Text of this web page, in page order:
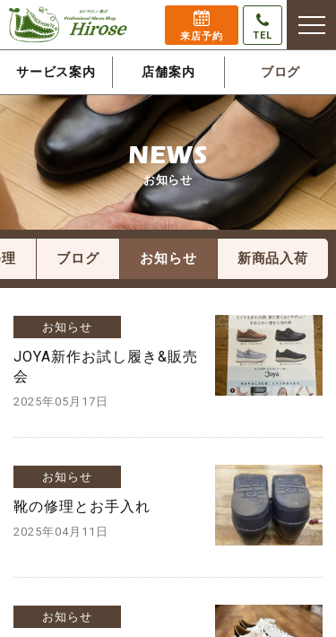
来店予約 TEL
サービス案内 店舗案内 ブログ
NEWS
お知らせ
ブログ お知らせ 新商品入荷
お知らせ
JOYA新作お試し履き&販売
会
2025年05月17日
お知らせ
靴の修理とお手入れ
2025年04月11日
お知らせ